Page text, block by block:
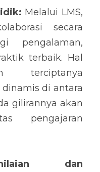
Melalui LMS,
secara
pengalaman,
terbaik. Hal
terciptanya
di antara
gilirannya akan
pengajaran
dan